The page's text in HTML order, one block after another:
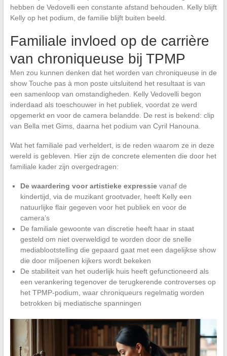
hebben de Vedovelli een constante afstand behouden. Kelly blijft
Kelly op het podium, de familie blijft buiten beeld.
Familiale invloed op de carrière
van chroniqueuse bij TPMP
Men zou kunnen denken dat het worden van chroniqueuse in de
show Touche pas à mon poste uitsluitend het resultaat is van
een samenloop van omstandigheden. Kelly Vedovelli begon
inderdaad als toeschouwer in het publiek, voordat ze werd
opgemerkt en voor de camera belandde. De rest is bekend: clip
van Bella met Gims, daarna het podium van Cyril Hanouna.
Wat het familiale pad verheldert, is de reden waarom ze in deze
wereld is gebleven. Hier zijn de concrete elementen die door het
familiale kader zijn overgedragen:
De waardering voor artistieke expressievanaf de
kindertijd, via de muzikant grootvader, heeft Kelly een
natuurlijke flair gegeven voor het publiek en voor de
camera’s
De familiale gewoonte van discretie heeft haar in staat
gesteld om niet overweldigd te worden door de snelle
mediablootstelling die gepaard gaat met een dagelijkse show
die door miljoenen kijkers wordt bekeken
De stabiliteit van het ouderlijk huis heeft gefunctioneerd als
een verankering tegenover de terugkerende controverses op
het TPMP-podium, waar chroniqueurs regelmatig worden
betrokken bij mediatische spanningen